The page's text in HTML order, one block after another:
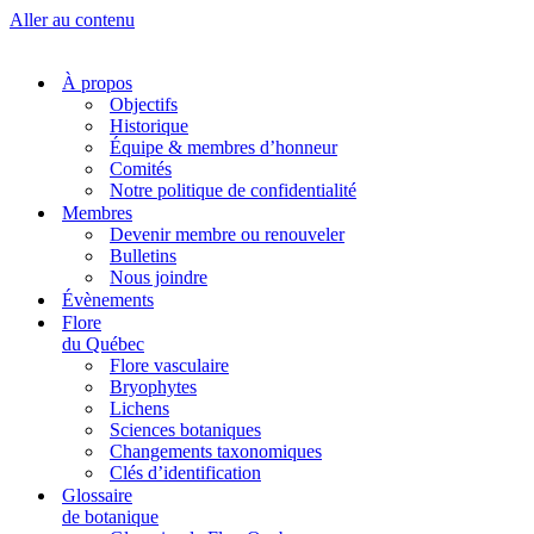
Aller au contenu
À propos
Objectifs
Historique
Équipe & membres d’honneur
Comités
Notre politique de confidentialité
Membres
Devenir membre ou renouveler
Bulletins
Nous joindre
Évènements
Flore
du Québec
Flore vasculaire
Bryophytes
Lichens
Sciences botaniques
Changements taxonomiques
Clés d’identification
Glossaire
de botanique